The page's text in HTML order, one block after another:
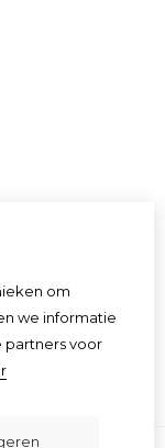
om
we informatie
partners voor